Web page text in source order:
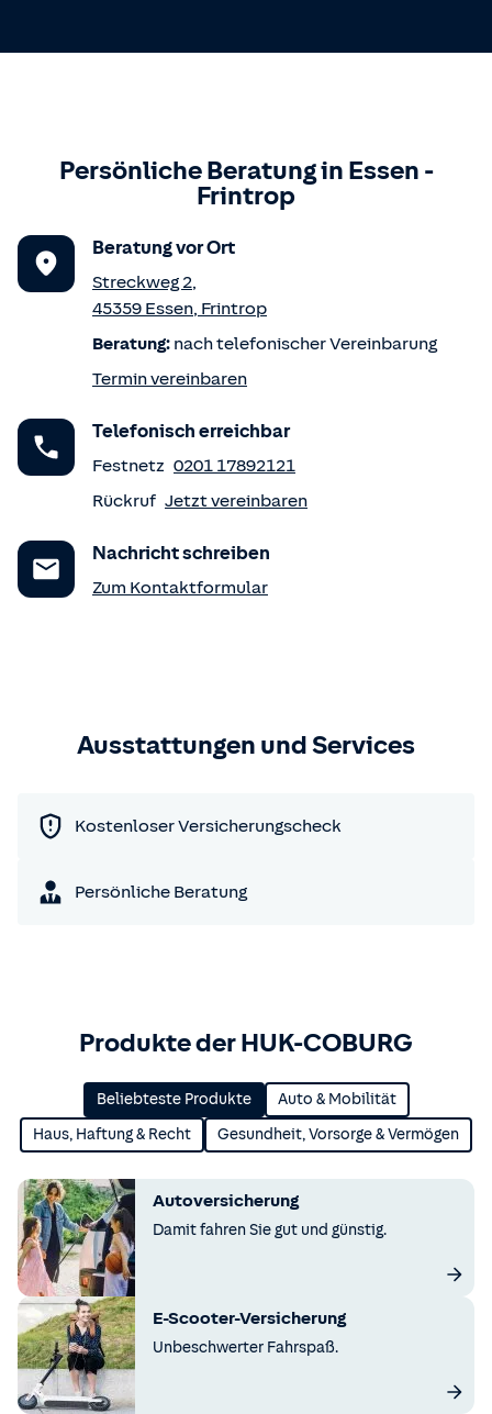
Persönliche Beratung in Essen -
Frintrop
Beratung vor Ort
Streckweg 2,
45359 Essen, Frintrop
Beratung: nach telefonischer Vereinbarung
Termin vereinbaren
Telefonisch erreichbar
Festnetz 0201 17892121
Rückruf Jetzt vereinbaren
Nachricht schreiben
Zum Kontaktformular
Ausstattungen und Services
Kostenloser Versicherungscheck
Persönliche Beratung
Produkte der HUK-COBURG
Beliebteste Produkte Auto & Mobilität
Haus, Haftung & Recht Gesundheit, Vorsorge & Vermögen
Autoversicherung
Damit fahren Sie gut und günstig.
E-Scooter-Versicherung
Unbeschwerter Fahrspaß.